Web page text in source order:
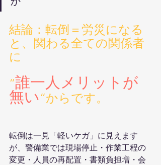
結論：転倒＝労災になる
と、関わる全ての関係者
に
“誰一人メリットが
無い”からです。
転倒は一見「軽いケガ」に見えます
が、警備業では現場停止・作業工程の
変更・人員の再配置・書類負担増・会